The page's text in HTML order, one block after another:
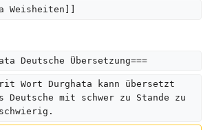
Weisheiten]]
Deutsche Übersetzung===
Wort Durghata kann übersetzt
Deutsche mit schwer zu Stande zu